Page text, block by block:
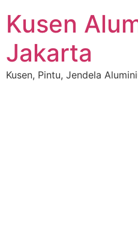
Kusen
Jakarta
Kusen, Pintu, Jendela